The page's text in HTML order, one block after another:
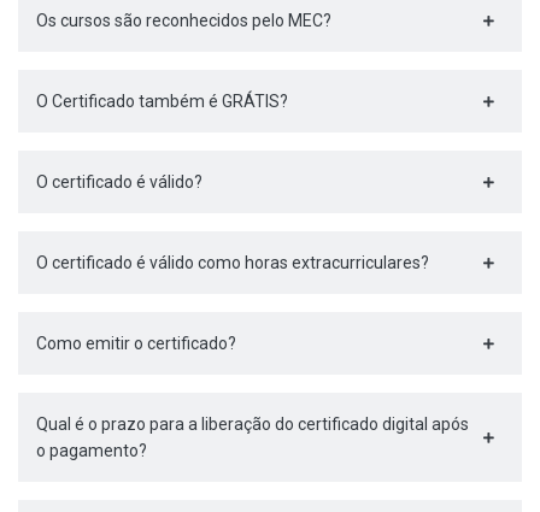
Os cursos são reconhecidos pelo MEC?
O Certificado também é GRÁTIS?
O certificado é válido?
O certificado é válido como horas extracurriculares?
Como emitir o certificado?
Qual é o prazo para a liberação do certificado digital após
o pagamento?